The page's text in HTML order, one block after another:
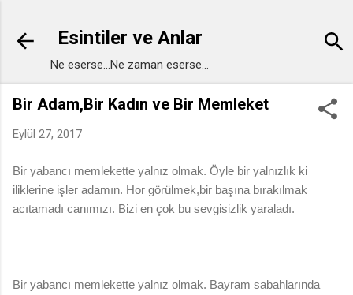
Esintiler ve Anlar
Ne eserse...Ne zaman eserse...
Bir Adam,Bir Kadın ve Bir Memleket
Eylül 27, 2017
Bir yabancı memlekette yalnız olmak. Öyle bir yalnızlık ki
iliklerine işler adamın. Hor görülmek,bir başına bırakılmak
acıtamadı canımızı. Bizi en çok bu sevgisizlik yaraladı.
Bir yabancı memlekette yalnız olmak. Bayram sabahlarında